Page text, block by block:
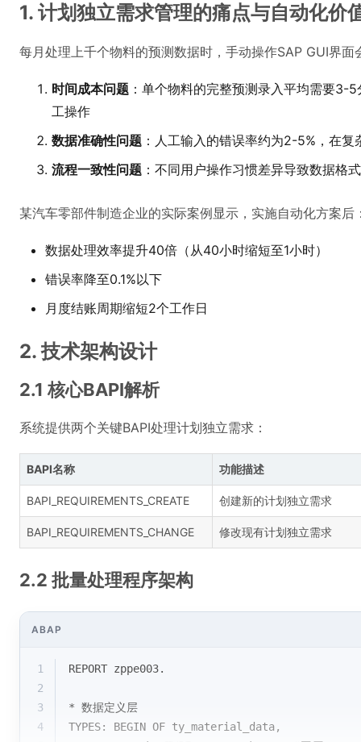
1. 计划独立需求管理的痛点与自动化价
每月处理上千个物料的预测数据时，手动操作SAP GUI界面
时间成本问题 ：单个物料的完整预测录入平均需要
工操作
数据准确性问题 ：人工输入的错误率约为2-5%，在
流程一致性问题 ：不同用户操作习惯差异导致数据格
某汽车零部件制造企业的实际案例显示，实施自动化方案后
数据处理效率提升40倍（从40小时缩短至1小时）
错误率降至0.1%以下
月度结账周期缩短2个工作日
2. 技术架构设计
2.1 核心BAPI解析
系统提供两个关键BAPI处理计划独立需求：
BAPI名称 功能描述
BAPI_REQUIREMENTS_CREATE 创建新的计划独立需求
BAPI_REQUIREMENTS_CHANGE 修改现有计划独立需求
2.2 批量处理程序架构
ABAP
1
REPORT zppe003.
2
3
* 数据定义层
4
TYPES: BEGIN OF ty_material_data,